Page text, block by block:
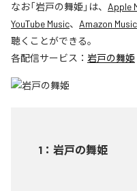
なお「岩戸の舞姫 」は、 Apple
YouTube Music、 Amazon
聴くことができる。
各配信サービス： 岩戸の舞姫
1 ： 岩戸の舞姫